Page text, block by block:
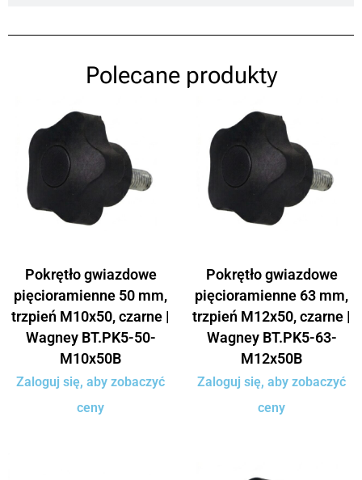
Polecane produkty
Pokrętło gwiazdowe
pięcioramienne 50 mm,
trzpień M10x50, czarne |
Wagney BT.PK5-50-
M10x50B
Zaloguj się, aby zobaczyć
ceny
Pokrętło gwiazdowe
pięcioramienne 63 mm,
trzpień M12x50, czarne |
Wagney BT.PK5-63-
M12x50B
Zaloguj się, aby zobaczyć
ceny